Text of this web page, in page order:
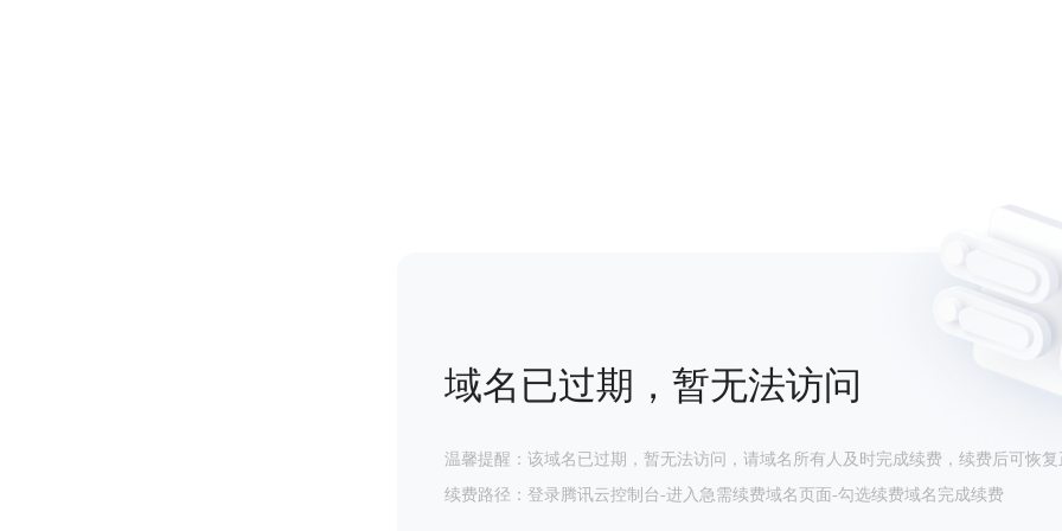
域名已过期，暂无法访问
温馨提醒：该域名已过期，暂无法访问，请域名所有人及时完成续费，续费后可恢复
续费路径：登录腾讯云控制台-进入急需续费域名页面-勾选续费域名完成续费